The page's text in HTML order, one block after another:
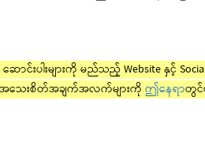
ောင်းပါးများကို မည်သည့် Website နှင့်
အသေးစိတ်အချက်အလက်များကို ဤနေရာတွင်